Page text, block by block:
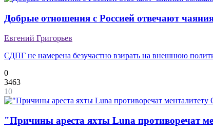
Добрые отношения с Россией отвечают
Евгений Григорьев
СДПГ не намерена безучастно взирать на внешнюю
0
3463
10
"Причины ареста яхты Luna противоречат